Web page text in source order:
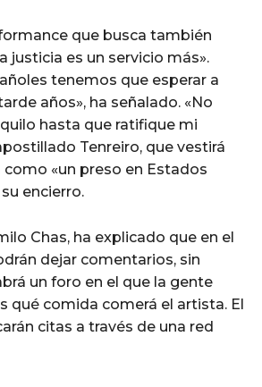
que busca también
justicia es un servicio más».
tenemos que esperar a
años», ha señalado. «No
hasta que ratifique mi
Tenreiro, que vestirá
como «un preso en Estados
encierro.
Chas, ha explicado que en el
dejar comentarios, sin
un foro en el que la gente
qué comida comerá el artista. El
citas a través de una red